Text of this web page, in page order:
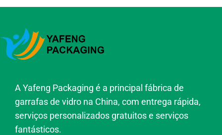
A Yafeng Packaging é a principal fábrica de
garrafas de vidro na China, com entrega rápida,
serviços personalizados gratuitos e serviços
fantásticos.